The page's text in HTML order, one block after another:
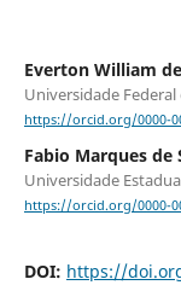
Everton William
Universidade Federal
https://orcid.org/0000-
Fabio Marques de
Universidade
https://orcid.org/0000-
DOI: https://